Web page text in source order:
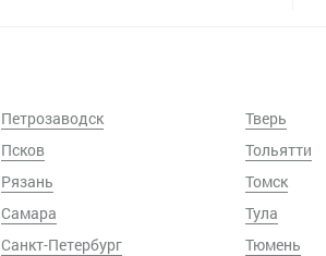
Петрозаводск
Псков
Рязань
Самара
Санкт-Петербург
Тверь
Тольятти
Томск
Тула
Тюмень